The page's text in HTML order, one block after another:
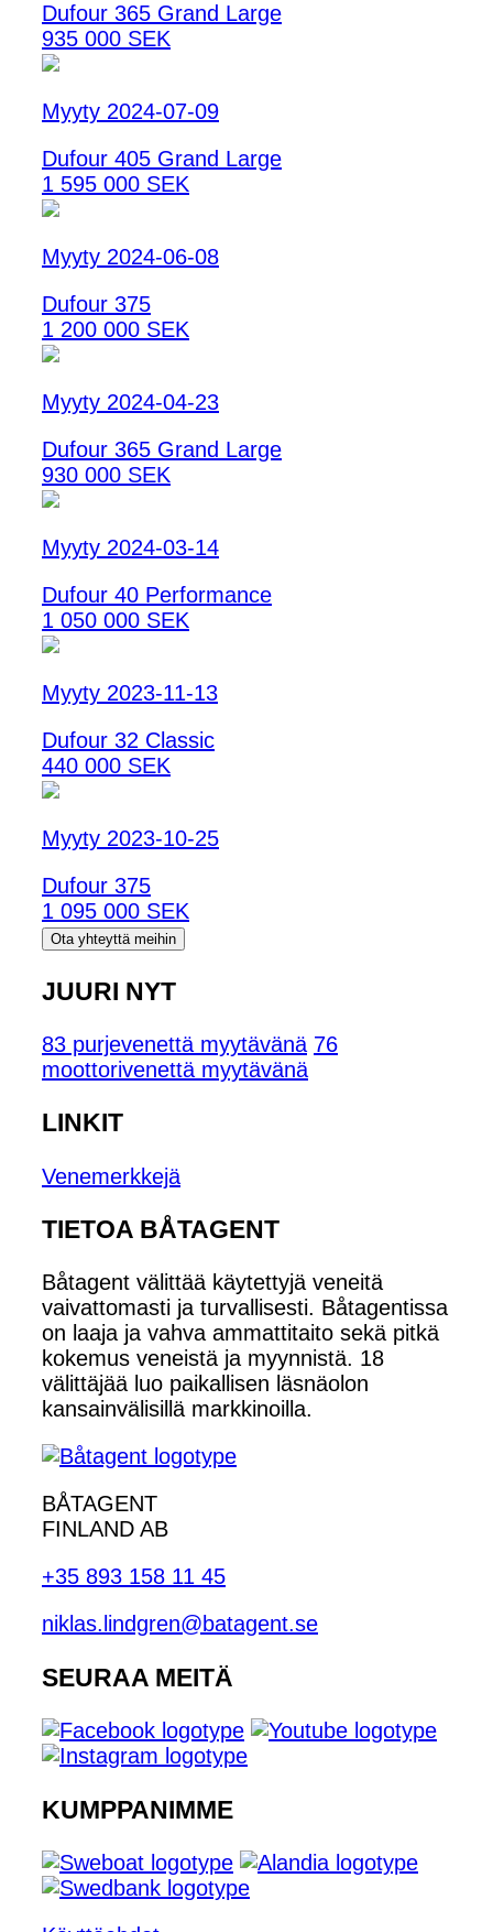
Dufour 365 Grand Large
935 000 SEK
Myyty 2024-07-09
Dufour 405 Grand Large
1 595 000 SEK
Myyty 2024-06-08
Dufour 375
1 200 000 SEK
Myyty 2024-04-23
Dufour 365 Grand Large
930 000 SEK
Myyty 2024-03-14
Dufour 40 Performance
1 050 000 SEK
Myyty 2023-11-13
Dufour 32 Classic
440 000 SEK
Myyty 2023-10-25
Dufour 375
1 095 000 SEK
Ota yhteyttä meihin
JUURI NYT
83 purjevenettä myytävänä 76
moottorivenettä myytävänä
LINKIT
Venemerkkejä
TIETOA BÅTAGENT
Båtagent välittää käytettyjä veneitä
vaivattomasti ja turvallisesti. Båtagentissa
on laaja ja vahva ammattitaito sekä pitkä
kokemus veneistä ja myynnistä. 18
välittäjää luo paikallisen läsnäolon
kansainvälisillä markkinoilla.
BÅTAGENT
FINLAND AB
+35 893 158 11 45
niklas.lindgren@batagent.se
SEURAA MEITÄ
KUMPPANIMME